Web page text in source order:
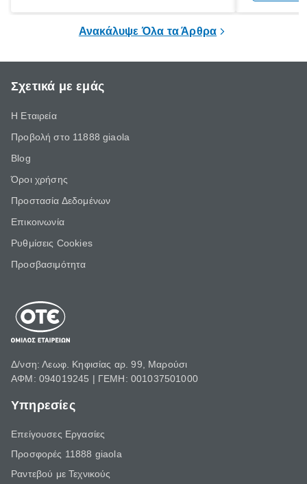
καλύπτουν μέρος του κόστους
Ανακάλυψε Όλα τα Άρθρα
Σχετικά με εμάς
Η Εταιρεία
Προβολή στο 11888 giaola
Blog
Όροι χρήσης
Προστασία Δεδομένων
Επικοινωνία
Ρυθμίσεις Cookies
Προσβασιμότητα
Δ/νση: Λεωφ. Κηφισίας αρ. 99, Μαρούσι
ΑΦΜ: 094019245 | ΓΕΜΗ: 001037501000
Υπηρεσίες
Επείγουσες Εργασίες
Προσφορές 11888 giaola
Ραντεβού με Τεχνικούς